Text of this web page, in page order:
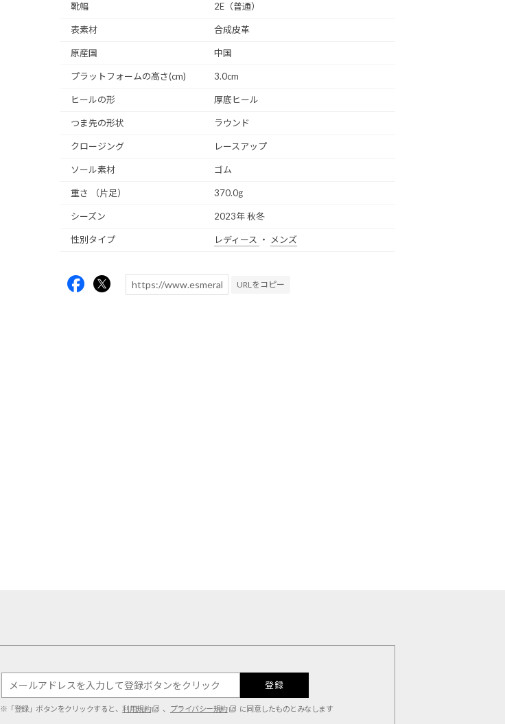
靴幅 2E（普通）
表素材 合成皮革
原産国 中国
プラットフォームの高さ(cm) 3.0cm
ヒールの形 厚底ヒール
つま先の形状 ラウンド
クロージング レースアップ
ソール素材 ゴム
重さ （片足） 370.0g
シーズン 2023年 秋冬
性別タイプ レディース ・ メンズ
URLをコピー
登録
※「登録」ボタンをクリックすると、利用規約 、 プライバシー規約 に同意したものとみなします